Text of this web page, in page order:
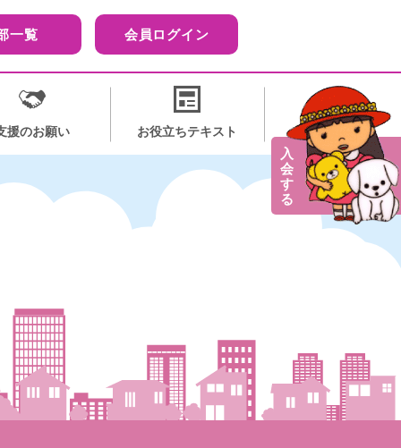
一覧 会員ログイン
援のお願い お役立ちテキスト
入
会
す
る